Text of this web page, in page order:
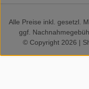
Alle Preise inkl. gesetzl.
ggf.
© Copyright 2026 |